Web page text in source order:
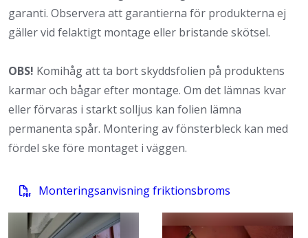
garanti. Observera att garantierna för produkterna ej
gäller vid felaktigt montage eller bristande skötsel.
OBS! Komihåg att ta bort skyddsfolien på produktens
karmar och bågar efter montage. Om det lämnas kvar
eller förvaras i starkt solljus kan folien lämna
permanenta spår. Montering av fönsterbleck kan med
fördel ske före montaget i väggen.
Monteringsanvisning friktionsbroms